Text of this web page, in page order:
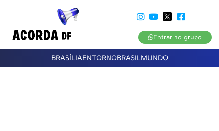
Entrar no grupo
BRASÍLIAENTORNOBRASILMUNDO